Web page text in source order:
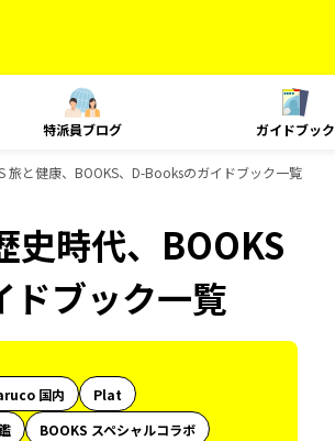
特派員ブログ ガイドブック
旅と健康、BOOKS、D-Booksのガイドブック一覧
史時代、BOOKS
ブック一覧
国内
Plat
BOOKS スペシャルコラボ